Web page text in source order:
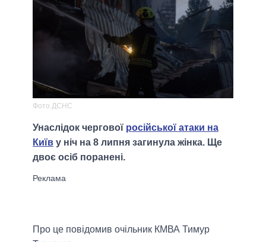
Фото ДСНС
Унаслідок чергової російської атаки на
Київ у ніч на 8 липня загинула жінка. Ще
двоє осіб поранені.
Про це повідомив очільник КМВА Тимур